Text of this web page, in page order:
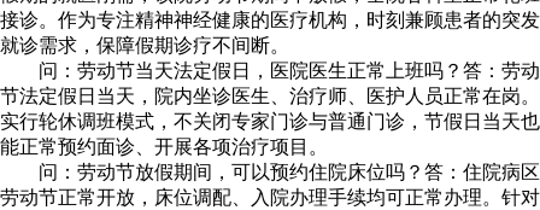
接诊。作为专注精神神经健康的医疗机构，时刻兼顾患者的突发
就诊需求，保障假期诊疗不间断。
问：劳动节当天法定假日，医院医生正常上班吗？答：劳动
节法定假日当天，院内坐诊医生、治疗师、医护人员正常在岗。
实行轮休调班模式，不关闭专家门诊与普通门诊，节假日当天也
能正常预约面诊、开展各项治疗项目。
问：劳动节放假期间，可以预约住院床位吗？答：住院病区
劳动节正常开放，床位调配、入院办理手续均可正常办理。针对